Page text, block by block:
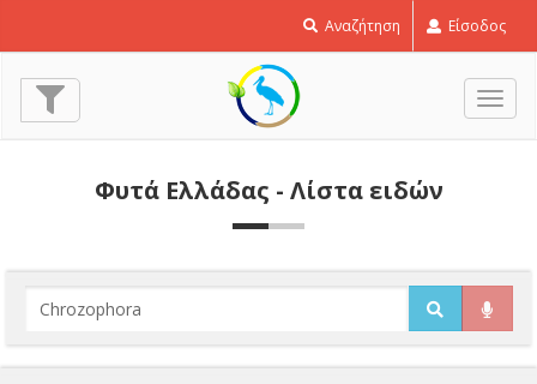
Αναζήτηση Είσοδος
Φυτά Ελλάδας - Λίστα ειδών